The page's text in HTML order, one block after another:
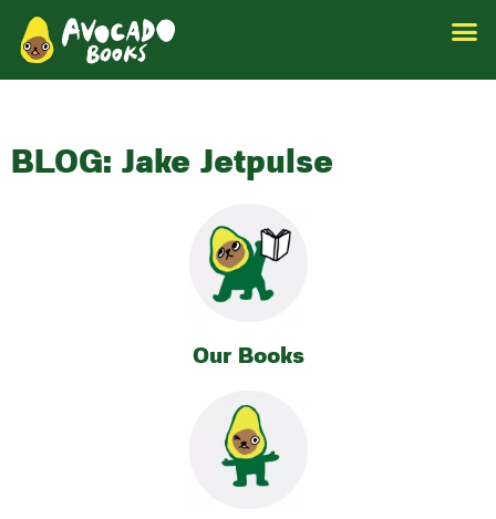
BLOG: Jake Jetpulse
Our Books